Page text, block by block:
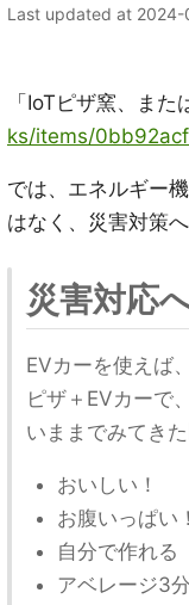
Last updated at 2024-
「IoTピザ窯、ま
ks/items/
では、エネルギー
はなく、災害対策
災害対応
EVカーを使えば
ピザ＋EVカーで
いままでみてき
おいしい！
お腹いっぱい！
自分で作れる
アベレージ3